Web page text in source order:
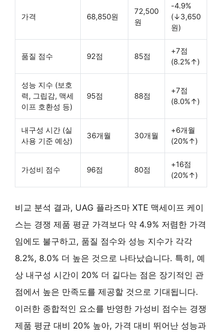
가격 68,850원
72,500
원
-4.9%
(↓3,650
원)
품질 점수 92점 85점
+7점
(8.2%↑)
성능 지수 (보호
력, 그립감, 맥세
이프 호환성 등)
95점 88점
+7점
(8.0%↑)
내구성 시간 (실
사용 기준 예상)
36개월 30개월
+6개월
(20%↑)
가성비 점수 96점 80점
+16점
(20%↑)
비교 분석 결과, UAG 플라즈마 XTE 맥세이프 케이
스는 경쟁 제품 평균 가격보다 약 4.9% 저렴한 가격
임에도 불구하고, 품질 점수와 성능 지수가 각각
8.2%, 8.0% 더 높은 것으로 나타났습니다. 특히, 예
상 내구성 시간이 20% 더 길다는 점은 장기적인 관
점에서 높은 만족도를 제공할 것으로 기대됩니다.
이러한 종합적인 요소를 반영한 가성비 점수는 경쟁
제품 평균 대비 20% 높아, 가격 대비 뛰어난 성능과